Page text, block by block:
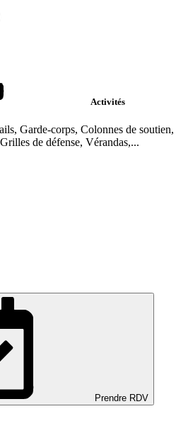
Activités
Garde-corps, Colonnes de soutien,
de défense, Vérandas,...
Prendre RDV